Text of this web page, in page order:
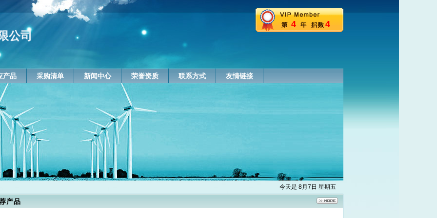
4 4
公司
产品 采购清单 新闻中心 荣誉资质 联系方式 友情链接
今天是 8月7日 星期五
产品